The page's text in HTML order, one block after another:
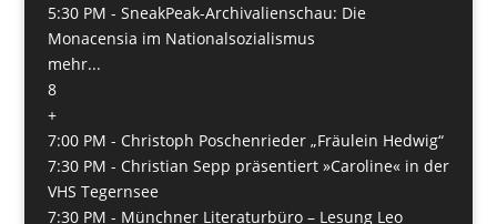
5:30 PM - SneakPeak-Archivalienschau: Die
Monacensia im Nationalsozialismus
mehr...
8
+
7:00 PM - Christoph Poschenrieder „Fräulein Hedwig“
7:30 PM - Christian Sepp präsentiert »Caroline« in der
VHS Tegernsee
7:30 PM - Münchner Literaturbüro – Lesung Leo